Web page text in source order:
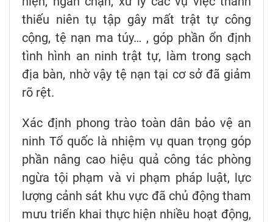
thiếu niên tụ tập gây mất trật tự công
cộng, tệ nạn ma túy… , góp phần ổn định
tình hình an ninh trật tự, làm trong sạch
địa bàn, nhờ vậy tệ nạn tại cơ sở đã giảm
rõ rệt.
Xác định phong trào toàn dân bảo vệ an
ninh Tổ quốc là nhiệm vụ quan trọng góp
phần nâng cao hiệu quả công tác phòng
ngừa tội phạm và vi phạm pháp luật, lực
lượng cảnh sát khu vực đã chủ động tham
mưu triển khai thực hiện nhiều hoạt động,